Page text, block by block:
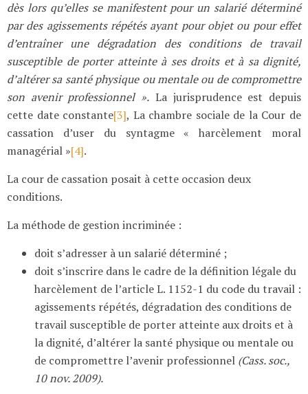
dès lors qu’elles se manifestent pour un salarié déterminé
par des agissements répétés ayant pour objet ou pour effet
d’entraîner une dégradation des conditions de travail
susceptible de porter atteinte à ses droits et à sa dignité,
d’altérer sa santé physique ou mentale ou de compromettre
son avenir professionnel ». La jurisprudence est depuis
cette date constante[3], La chambre sociale de la Cour de
cassation d’user du syntagme « harcèlement moral
managérial »[4].
La cour de cassation posait à cette occasion deux
conditions.
La méthode de gestion incriminée :
doit s’adresser à un salarié déterminé ;
doit s’inscrire dans le cadre de la définition légale du
harcèlement de l’article L. 1152-1 du code du travail :
agissements répétés, dégradation des conditions de
travail susceptible de porter atteinte aux droits et à
la dignité, d’altérer la santé physique ou mentale ou
de compromettre l’avenir professionnel (Cass. soc.,
10 nov. 2009).